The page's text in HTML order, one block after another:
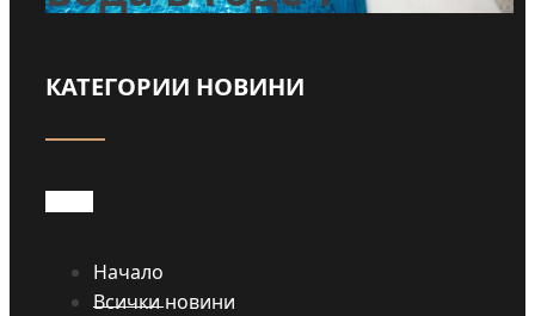
Прочети
КАТЕГОРИИ НОВИНИ
Начало
Всички новини